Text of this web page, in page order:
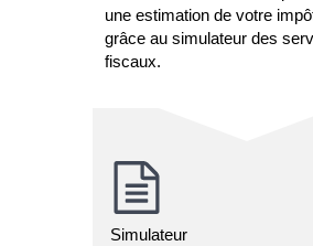
une estimation de votre
grâce au simulateur des
fiscaux.
Simulateur